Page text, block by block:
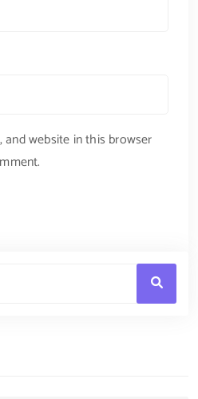
and website in this browser